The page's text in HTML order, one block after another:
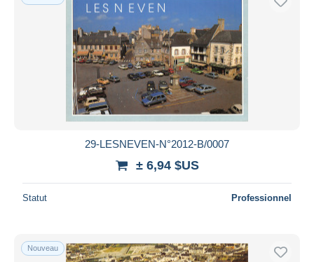
29-LESNEVEN-N°2012-B/0007
± 6,94 $US
Statut Professionnel
Nouveau